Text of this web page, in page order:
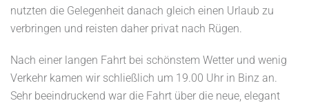
nutzten die Gelegenheit danach gleich einen Urlaub zu
verbringen und reisten daher privat nach Rügen.
Nach einer langen Fahrt bei schönstem Wetter und wenig
Verkehr kamen wir schließlich um 19.00 Uhr in Binz an.
Sehr beeindruckend war die Fahrt über die neue, elegant